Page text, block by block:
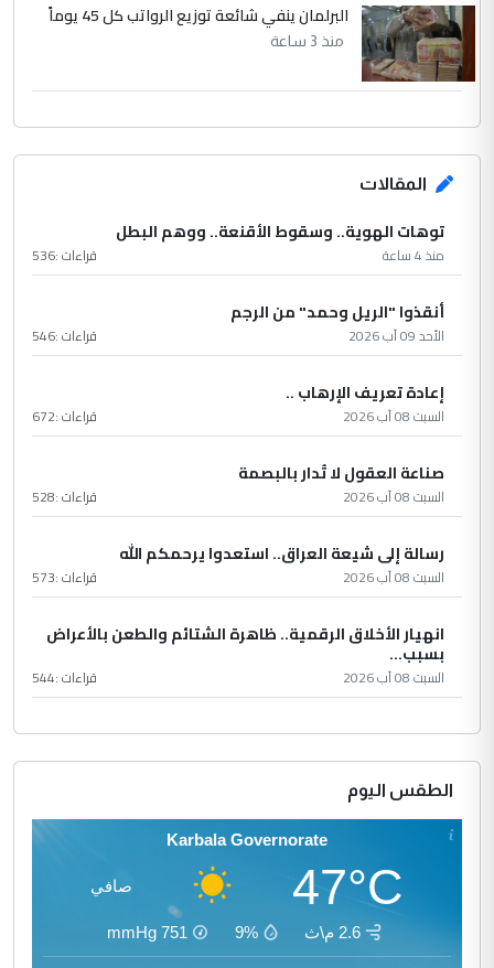
البرلمان ينفي شائعة توزيع الرواتب كل 45 يوماً
منذ 3 ساعة
المقالات
توهات الهوية.. وسقوط الأقنعة.. ووهم البطل
منذ 4 ساعة قراءات :536
أنقذوا "الريل وحمد" من الرجم
الأحد 09 آب 2026 قراءات :546
إعادة تعريف الإرهاب ..
السبت 08 آب 2026 قراءات :672
صناعة العقول لا تُدار بالبصمة
السبت 08 آب 2026 قراءات :528
رسالة إلى شيعة العراق.. استعدوا يرحمكم الله
السبت 08 آب 2026 قراءات :573
انهيار الأخلاق الرقمية.. ظاهرة الشتائم والطعن بالأعراض
بسبب...
السبت 08 آب 2026 قراءات :544
الطقس اليوم
Karbala Governorate
47°C صافي
2.6 م\ث 9%
751
mmHg